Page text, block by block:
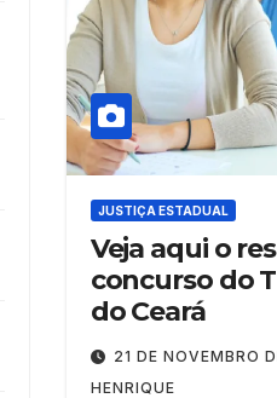
JUSTIÇA ESTADUAL
Veja aqui o
concurso do
do Ceará
21 DE NOVEMBRO
HENRIQUE